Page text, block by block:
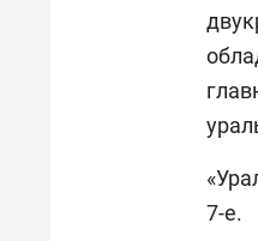
7-е.